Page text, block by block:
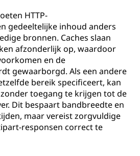
HTTP-
gedeeltelijke inhoud anders
bronnen. Caches slaan
afzonderlijk op, waardoor
en de
gewaarborgd. Als een andere
bereik specificeert, kan
toegang te krijgen tot de
Dit bespaart bandbreedte en
maar vereist zorgvuldige
responsen correct te